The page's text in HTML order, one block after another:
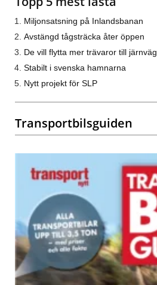
Miljonsatsning på Inlandsbanan
Avstängd tågsträcka åter öppen
De vill flytta mer trävaror till järnväg
Stabilt i svenska hamnarna
Nytt projekt för SLP
Transportbilsguiden